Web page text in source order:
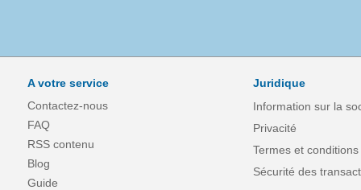
A votre service
Contactez-nous
FAQ
RSS contenu
Blog
Guide
Juridique
Information sur la
Privacité
Termes et conditions
Sécurité des